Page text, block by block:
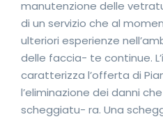
manutenzione delle
di un servizio che al
ulteriori esperienze
delle faccia- te continue.
caratterizza l’offerta di
l’eliminazione dei danni
scheggiatu- ra. Una